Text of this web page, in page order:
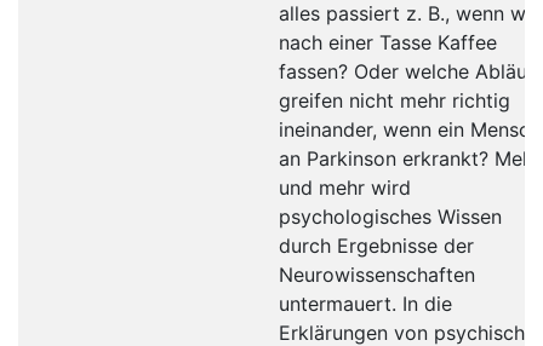
alles passiert z. B., wenn wir
nach einer Tasse Kaffee
fassen? Oder welche
greifen nicht mehr richtig
ineinander, wenn ein Mensch
an Parkinson erkrankt? Mehr
und mehr wird
psychologisches Wissen
durch Ergebnisse der
Neurowissenschaften
untermauert. In die
Erklärungen von